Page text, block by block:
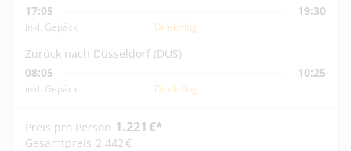
17:05
19:30
inkl. Gepäck Direktflug
Zurück nach Düsseldorf (DUS)
08:05
10:25
inkl. Gepäck Direktflug
Preis pro Person 1.221 €*
Gesamtpreis 2.442€